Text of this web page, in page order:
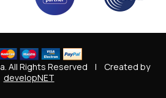
All Rights Reserved |
Created by
developNET